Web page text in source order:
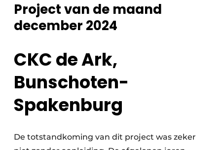
Project van de maand
december 2024
CKC de Ark,
Bunschoten-
Spakenburg
De totstandkoming van dit project was zeker